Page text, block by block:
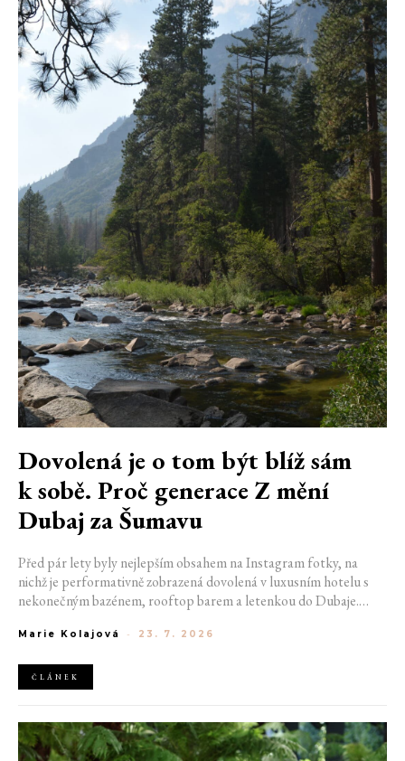
Dovolená je o tom být blíž sám
k sobě. Proč generace Z mění
Dubaj za Šumavu
Před pár lety byly nejlepším obsahem na Instagram fotky, na
nichž je performativně zobrazená dovolená v luxusním hotelu s
nekonečným bazénem, rooftop barem a letenkou do Dubaje.
horách. Ranní koupání v lomu. Výlet vlakem na Šumavu.
Marie Kolajová - 23. 7. 2026
ČLÁNEK